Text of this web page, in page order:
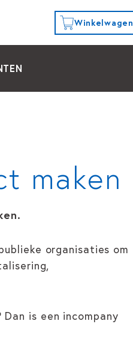
Winkelwagen
maken
organisaties om
is een incompany